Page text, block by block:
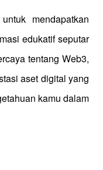
untuk mendapatkan
edukatif seputar
tentang Web3,
aset digital yang
kamu dalam